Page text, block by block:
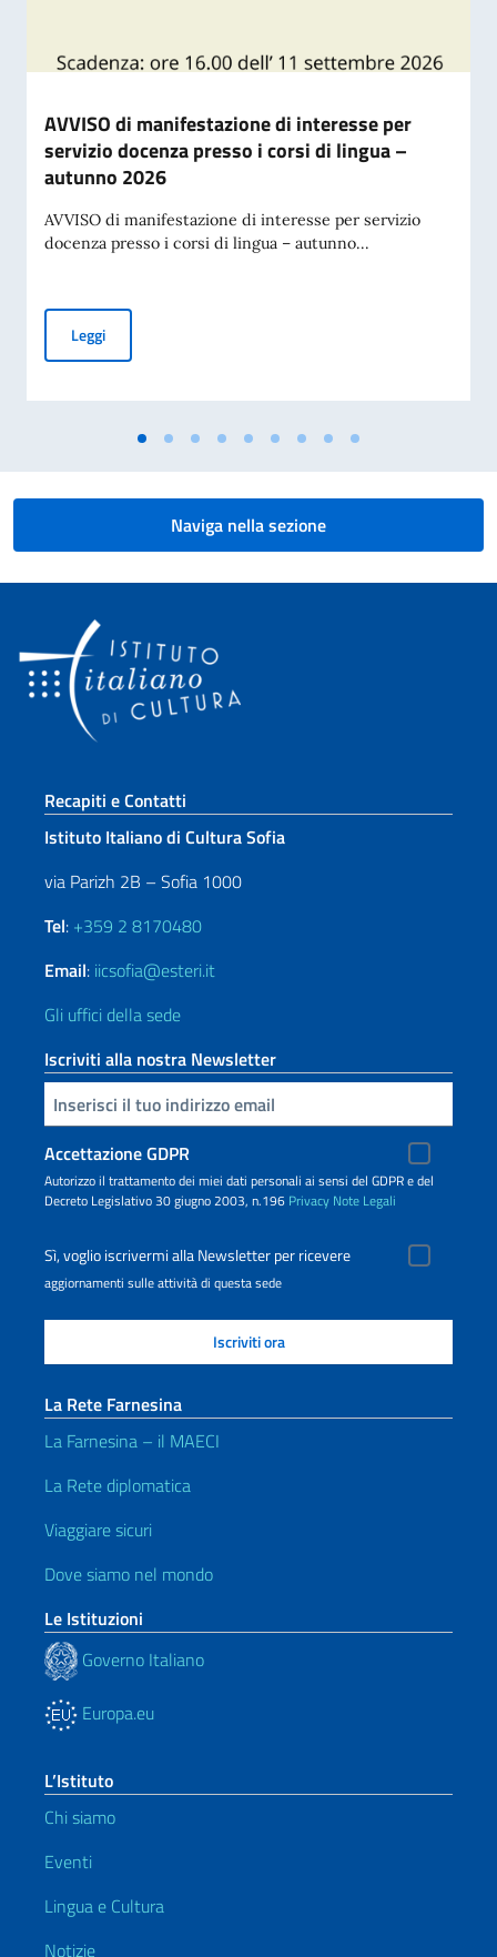
AVVISO di manifestazione di interesse per
servizio docenza presso i corsi di lingua –
autunno 2026
AVVISO di manifestazione di interesse per servizio
docenza presso i corsi di lingua – autunno...
LeggiAVVISO di manifestazione di interesse per servizio
Naviga nella sezione
Sezione footer
Recapiti e Contatti
Istituto Italiano di Cultura Sofia
via Parizh 2B – Sofia 1000
Tel: +359 2 8170480
Email: iicsofia@esteri.it
Gli uffici della sede
Iscriviti alla nostra Newsletter
Inserisci la tua email
Accettazione GDPR
Autorizzo il trattamento dei miei dati personali ai sensi del GDPR e del
Decreto Legislativo 30 giugno 2003, n.196 Privacy Note Legali
Sì, voglio iscrivermi alla Newsletter per ricevere
aggiornamenti sulle attività di questa sede
La Rete Farnesina
La Farnesina – il MAECI
La Rete diplomatica
Viaggiare sicuri
Dove siamo nel mondo
Le Istituzioni
Governo Italiano
Europa.eu
L’Istituto
Chi siamo
Eventi
Lingua e Cultura
Notizie